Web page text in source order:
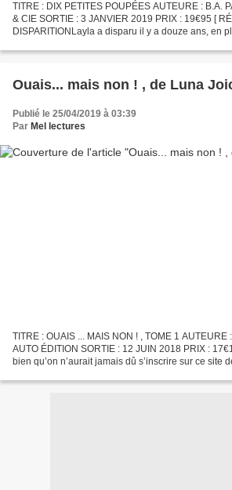
TITRE : DIX PETITES POUPÉES AUTEURE : B.A.
& CIE SORTIE : 3 JANVIER 2019 PRIX : 19€95 [
DISPARITIONLayla a disparu il y a douze ans, en
Ouais... mais non ! , de Luna
Publié le 25/04/2019 à 03:39
Par Mel lectures
TITRE : OUAIS ... MAIS NON ! , TOME 1
AUTO ÉDITION SORTIE : 12 JUIN 2018 PRIX :
bien qu’on n’aurait jamais dû s’inscrire sur ce site